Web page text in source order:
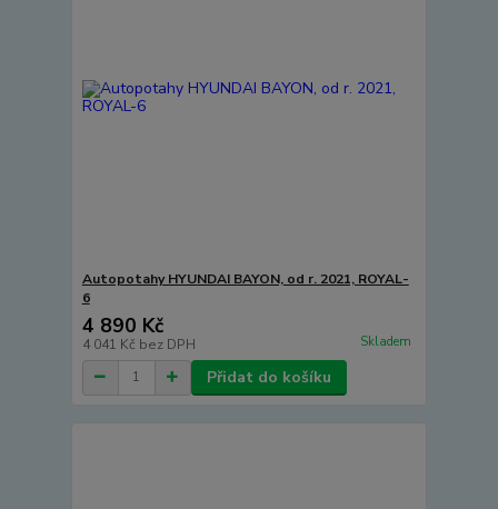
Autopotahy HYUNDAI BAYON, od r. 2021, ROYAL-
6
4 890 Kč
4 041 Kč bez DPH Skladem
Přidat do košíku